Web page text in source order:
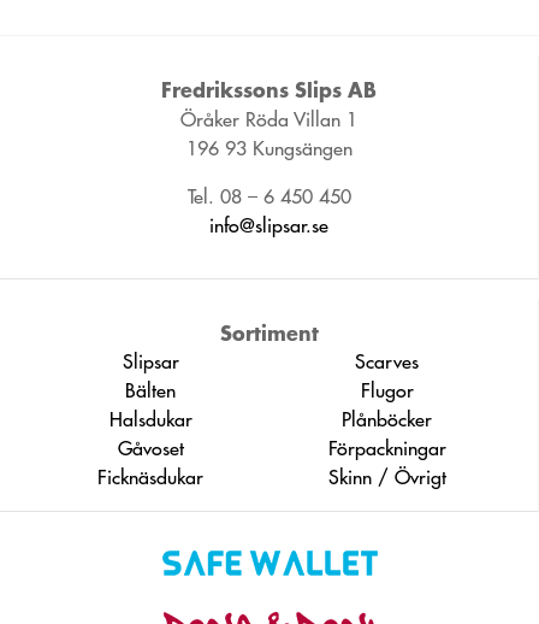
Fredrikssons Slips AB
Öråker Röda Villan 1
196 93 Kungsängen
Tel. 08 – 6 450 450
info@slipsar.se
Sortiment
Slipsar
Scarves
Bälten
Flugor
Halsdukar
Plånböcker
Gåvoset
Förpackningar
Ficknäsdukar
Skinn / Övrigt